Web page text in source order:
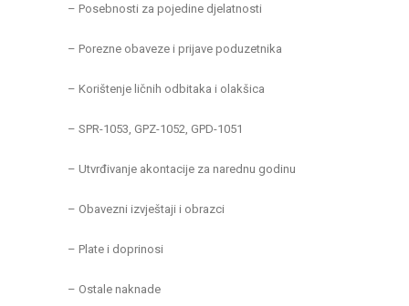
– Posebnosti za pojedine djelatnosti
– Porezne obaveze i prijave poduzetnika
– Korištenje ličnih odbitaka i olakšica
– SPR-1053, GPZ-1052, GPD-1051
– Utvrđivanje akontacije za narednu godinu
– Obavezni izvještaji i obrazci
– Plate i doprinosi
– Ostale naknade